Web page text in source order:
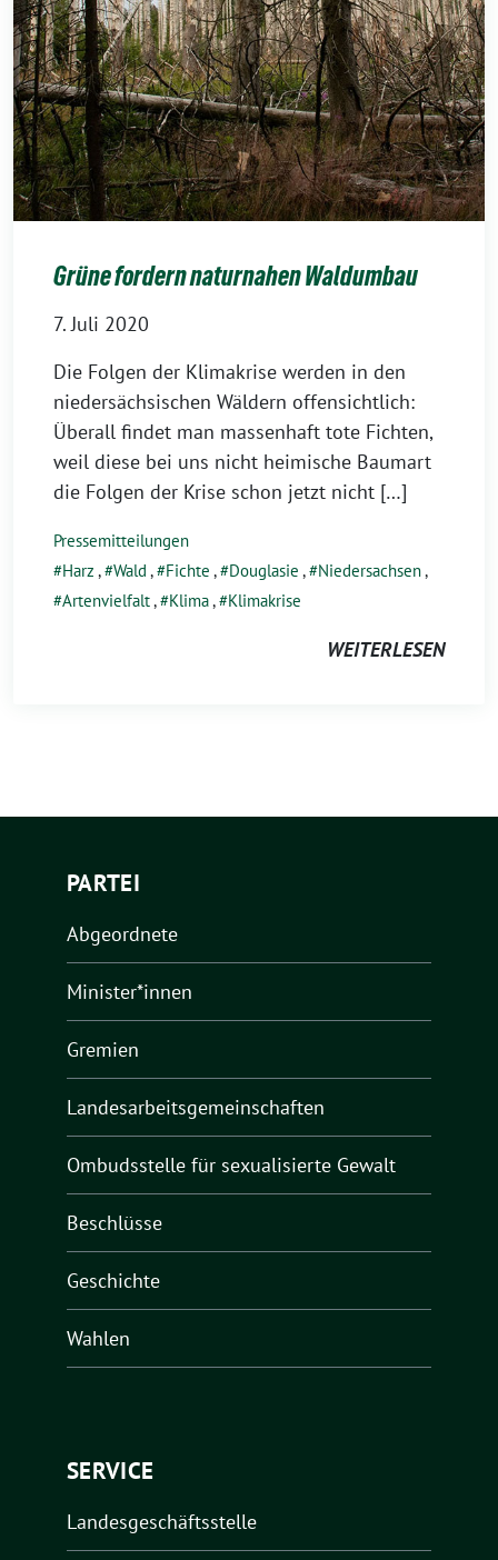
Grüne fordern naturnahen Waldumbau
7. Juli 2020
Die Folgen der Klimakrise werden in den
niedersächsischen Wäldern offensichtlich:
Überall findet man massenhaft tote Fichten,
weil diese bei uns nicht heimische Baumart
die Folgen der Krise schon jetzt nicht […]
Pressemitteilungen
Harz , Wald , Fichte , Douglasie , Niedersachsen,
Artenvielfalt, Klima, Klimakrise
WEITERLESEN
PARTEI
Abgeordnete
Minister*innen
Gremien
Landesarbeitsgemeinschaften
Ombudsstelle für sexualisierte Gewalt
Beschlüsse
Geschichte
Wahlen
SERVICE
Landesgeschäftsstelle